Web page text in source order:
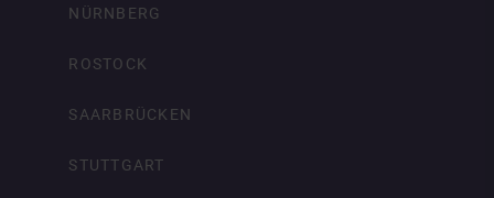
NÜRNBERG
ROSTOCK
SAARBRÜCKEN
STUTTGART